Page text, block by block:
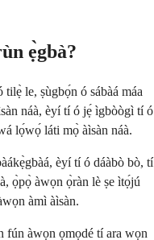
ẹ̀gbà?
le, ṣùgbọ́n ó sábàá máa
náà, èyí tí ó jẹ́ ìgbòògì tí ó
lọ́wọ́ láti mọ̀ àìsàn náà.
èyí tí ó dáàbò bò, tí
ọ̀pọ̀ àwọn ọ̀ràn lè ṣe ìtọ́jú
àmì àìsàn.
fún àwọn ọmọdé tí ara wọn